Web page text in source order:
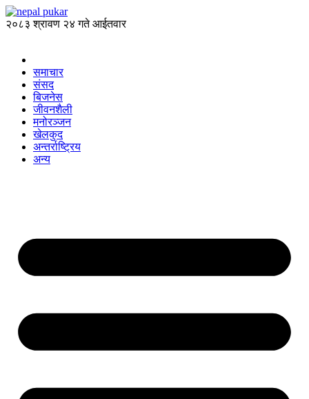
२०८३ श्रावण २४ गते आईतवार
समाचार
संसद
बिजनेस
जीवनशैली
मनोरञ्जन
खेलकुद
अन्तर्राष्ट्रिय
अन्य